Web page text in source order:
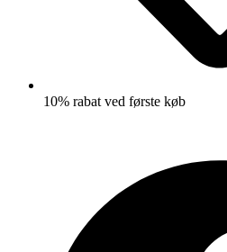
10% rabat ved første køb